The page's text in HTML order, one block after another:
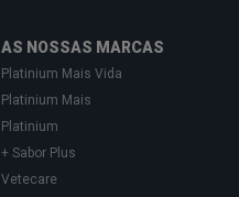
AS NOSSAS MARCAS
Platinium Mais Vida
Platinium Mais
Platinium
+ Sabor Plus
Vetecare